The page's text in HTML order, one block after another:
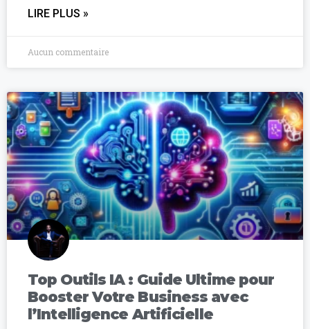
LIRE PLUS »
Aucun commentaire
Top Outils IA : Guide Ultime pour
Booster Votre Business avec
l’Intelligence Artificielle